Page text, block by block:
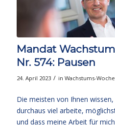
Mandat
Nr. 574: Pausen
24. April 2023 / in Wachstums-
Die meisten von Ihnen
durchaus viel arbeite,
und dass meine Arbeit für